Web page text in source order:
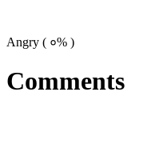
Angry ( ०% )
Comments